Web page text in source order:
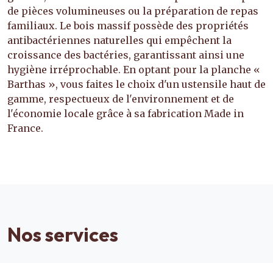
de pièces volumineuses ou la préparation de repas
familiaux. Le bois massif possède des propriétés
antibactériennes naturelles qui empêchent la
croissance des bactéries, garantissant ainsi une
hygiène irréprochable. En optant pour la planche «
Barthas », vous faites le choix d'un ustensile haut de
gamme, respectueux de l'environnement et de
l'économie locale grâce à sa fabrication Made in
France.
Nos services